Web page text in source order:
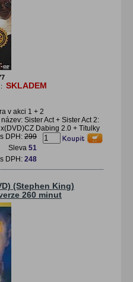
SKLADEM
v akci 1 + 2
Sister Act + Sister Act 2:
Dabing 2.0 + Titulky
DPH: 299
Sleva 51
DPH: 248
(Stephen King)
260 minut